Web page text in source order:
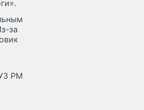
за
РМ